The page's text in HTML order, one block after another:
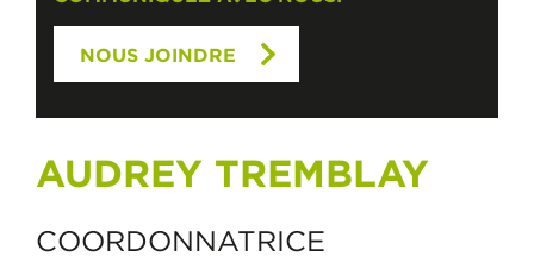
NOUS JOINDRE
AUDREY TREMBLAY
COORDONNATRICE